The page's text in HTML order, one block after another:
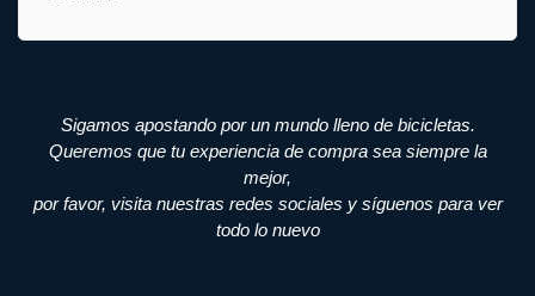
Sigamos apostando por un mundo lleno de bicicletas.
Queremos que tu experiencia de compra sea siempre la
mejor,
por favor, visita nuestras redes sociales y síguenos para ver
todo lo nuevo